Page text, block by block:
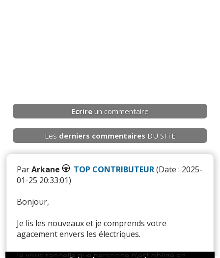
Ecrire un commentaire
Les derniers commentaires DU SITE
ParArkane TOP CONTRIBUTEUR(Date : 2025-
01-25 20:33:01)
Bonjour,
Je lis les nouveaux et je comprends votre
agacement envers les électriques.
Je vous rappelle que personne n'est obligé en